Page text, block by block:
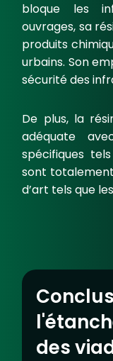
bloque les
ouvrages, sa
produits
urbains. Son
sécurité des
De plus, la
adéquate
spécifiques
sont totalement
d’art tels que
des